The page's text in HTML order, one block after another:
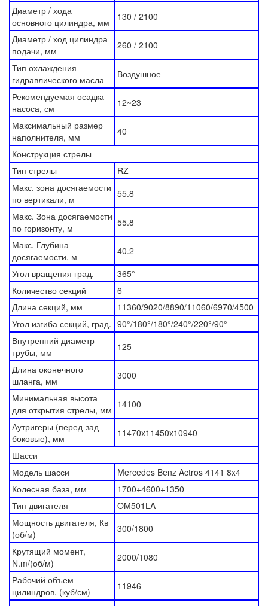
Диаметр / хода
основного цилиндра, мм
130 / 2100
Диаметр / ход цилиндра
подачи, мм
260 / 2100
Тип охлаждения
гидравлического масла
Воздушное
Рекомендуемая осадка
насоса, см
12~23
Максимальный размер
наполнителя, мм
40
Конструкция стрелы
Тип стрелы
RZ
Макс. зона досягаемости
по вертикали, м
55.8
Макс. Зона досягаемости
по горизонту, м
55.8
Макс. Глубина
досягаемости, м
40.2
Угол вращения град.
365°
Количество секций
6
Длина секций, мм
11360/9020/8890/11060/6970/4500
Угол изгиба секций, град. 90°/180°/180°/240°/220°/90°
Внутренний диаметр
трубы, мм
125
Длина оконечного
шланга, мм
3000
Минимальная высота
для открытия стрелы, мм 14100
Аутригеры (перед-зад-
боковые), мм
11470x11450x10940
Шасси
Модель шасси
Mercedes Benz Actros 4141 8x4
Колесная база, мм
1700+4600+1350
Тип двигателя
OM501LA
Мощность двигателя, Кв
(об/м)
300/1800
Крутящий момент,
N.m/(об/м)
2000/1080
Рабочий объем
цилиндров, (куб/см)
11946